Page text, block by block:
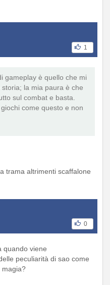
1
gameplay è quello che mi
la mia paura è che
sul combat e basta.
come questo e non
trama altrimenti scaffalone
0
quando viene
peculiarità di sao come
magia?